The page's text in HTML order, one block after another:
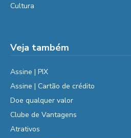
Cultura
Veja também
Assine | PIX
Assine | Cartão de crédito
Doe qualquer valor
Clube de Vantagens
Atrativos